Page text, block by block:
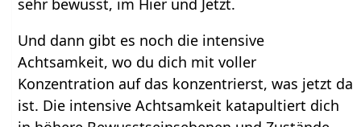
sehr bewusst, im Hier und Jetzt.
Und dann gibt es noch die intensive
Achtsamkeit, wo du dich mit voller
Konzentration auf das konzentrierst, was jetzt da
ist. Die intensive Achtsamkeit katapultiert dich